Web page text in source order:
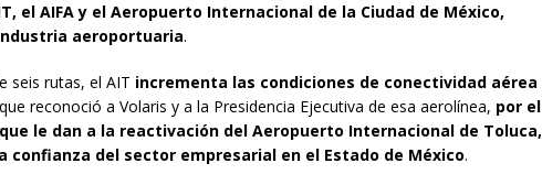
el AIFA y el Aeropuerto Internacional de la Ciudad de México,
aeroportuaria.
seis rutas, el AIT incrementa las condiciones de conectividad aérea
reconoció a Volaris y a la Presidencia Ejecutiva de esa aerolínea, por el
le dan a la reactivación del Aeropuerto Internacional de Toluca,
confianza del sector empresarial en el Estado de México.